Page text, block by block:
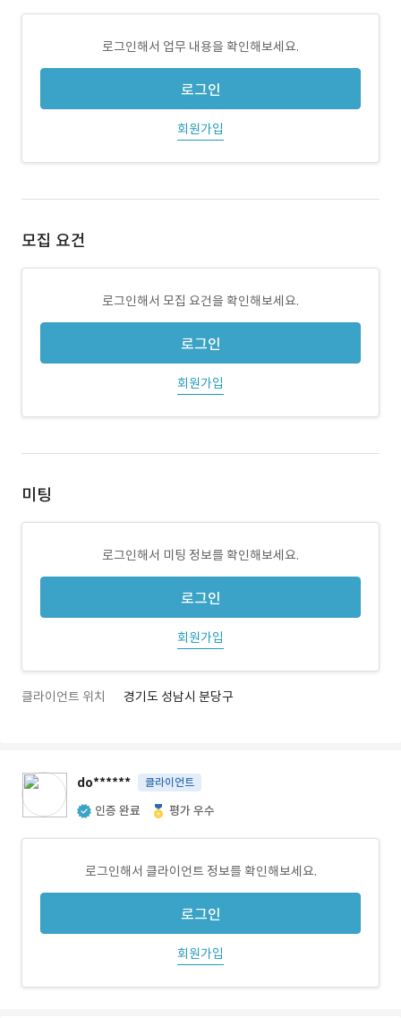
로그인해서 업무 내용을 확인해보세요.
로그인
회원가입
모집 요건
로그인해서 모집 요건을 확인해보세요.
로그인
회원가입
미팅
로그인해서 미팅 정보를 확인해보세요.
로그인
회원가입
클라이언트 위치 경기도 성남시 분당구
do****** 클라이언트
인증 완료 평가 우수
로그인해서 클라이언트 정보를 확인해보세요.
로그인
회원가입